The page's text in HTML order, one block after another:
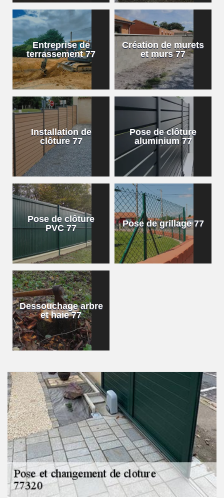
Entreprise de
terrassement 77
Création de murets
et murs 77
Installation de
clôture 77
Pose de clôture
aluminium 77
Pose de clôture
PVC 77
Pose de grillage 77
Dessouchage arbre
et haie 77